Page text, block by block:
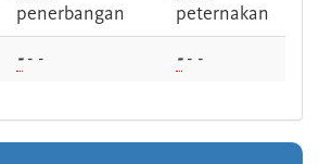
penerbangan
peternakan
-- - -- -